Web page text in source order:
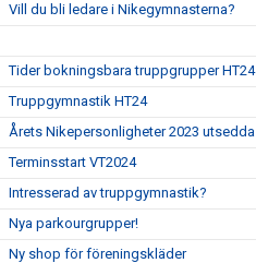
Vill du bli ledare i Nikegymnasterna?
Tider bokningsbara truppgrupper HT24
Truppgymnastik HT24
Årets Nikepersonligheter 2023 utsedda
Terminsstart VT2024
Intresserad av truppgymnastik?
Nya parkourgrupper!
Ny shop för föreningskläder